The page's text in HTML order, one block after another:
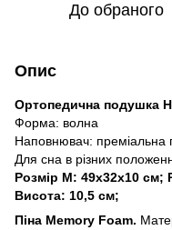
До обраного
Опис
Ортопедична подушка
Форма: волна
Наповнювач: преміальна
Для сна в різних
Розмір M: 49х32х10 см;
Висота: 10,5 см;
Піна Memory Foam.